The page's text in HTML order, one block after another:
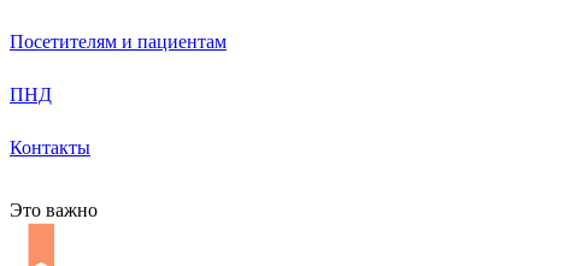
Посетителям и пациентам
ПНД
Контакты
Это важно